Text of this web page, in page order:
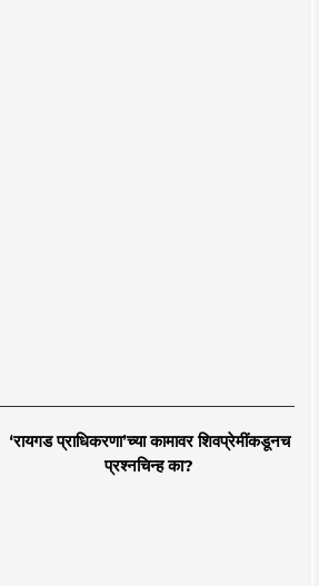
‘रायगड प्राधिकरणा’च्या कामावर शिवप्रेमींकडूनच
प्रश्नचिन्ह का?